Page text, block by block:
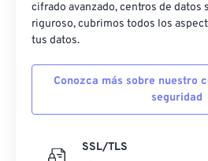
cifrado avanzado, centros de datos
riguroso, cubrimos todos los
tus datos.
Conozca más sobre nuestro
seguridad
SSL/TLS